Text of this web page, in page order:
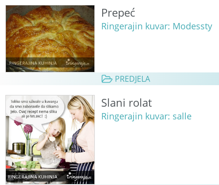
Prepeć
Ringerajin kuvar: Modessty
PREDJELA
Slani rolat
Ringerajin kuvar: salle